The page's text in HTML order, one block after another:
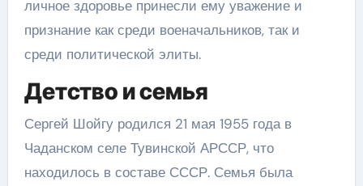
личное здоровье принесли ему уважение и
признание как среди военачальников, так и
среди политической элиты.
Детство и семья
Сергей Шойгу родился 21 мая 1955 года в
Чаданском селе Тувинской АРССР, что
находилось в составе СССР. Семья была